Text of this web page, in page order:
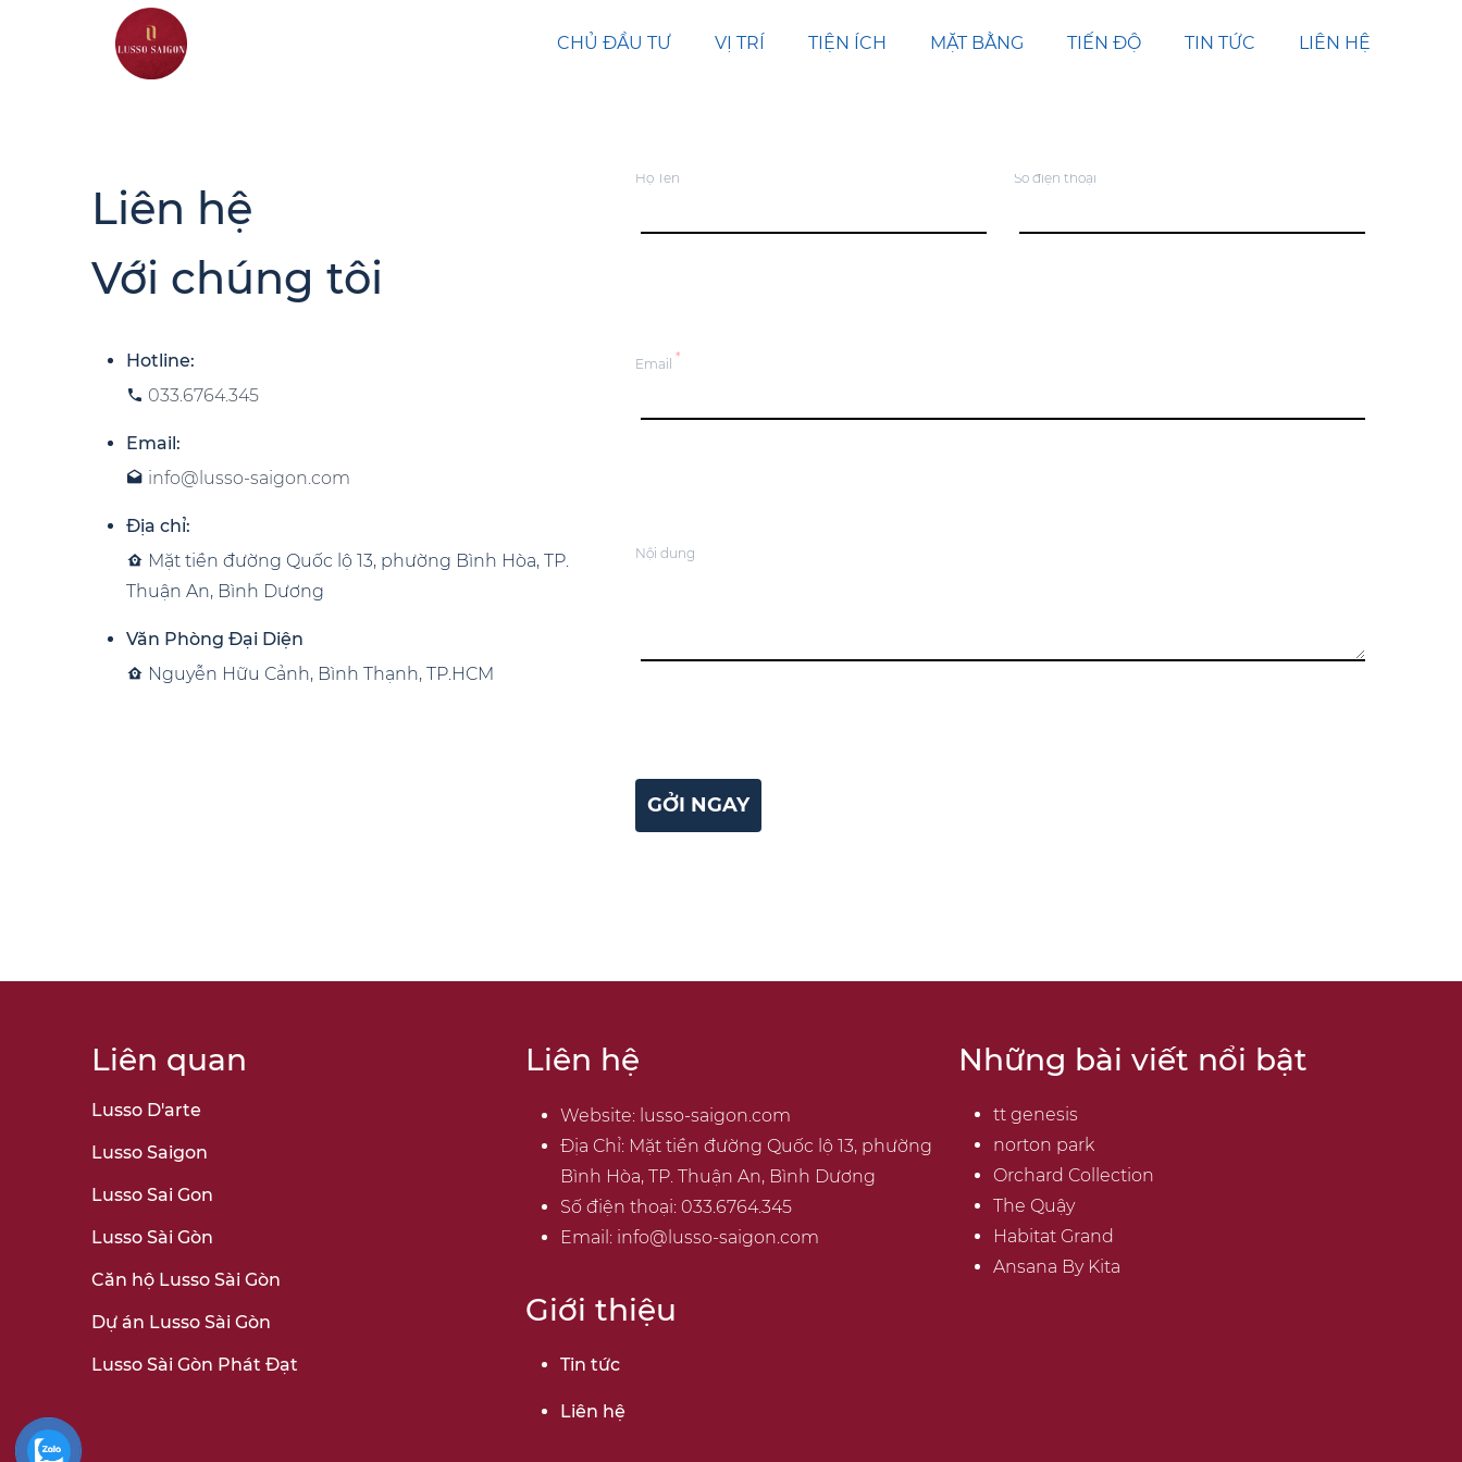
CHỦ ĐẦU TƯ VỊ TRÍ TIỆN ÍCH MẶT BẰNG TIẾN ĐỘ TIN TỨC LIÊN HỆ
Liên hệ
Với chúng tôi
Hotline:
033.6764.345
Email:
info@lusso-saigon.com
Địa chỉ:
Mặt tiền đường Quốc lộ 13, phường Bình Hòa, TP.
Thuận An, Bình Dương
Văn Phòng Đại Diện
Nguyễn Hữu Cảnh, Bình Thạnh, TP.HCM
Họ Tên Số điện thoại
Email *
Nội dung
GỞI NGAY
Liên quan
Lusso D'arte
Lusso Saigon
Lusso Sai Gon
Lusso Sài Gòn
Căn hộ Lusso Sài Gòn
Dự án Lusso Sài Gòn
Lusso Sài Gòn Phát Đạt
Liên hệ
Website: lusso-saigon.com
Địa Chỉ: Mặt tiền đường Quốc lộ 13, phường
Bình Hòa, TP. Thuận An, Bình Dương
Số điện thoại: 033.6764.345
Email: info@lusso-saigon.com
Giới thiệu
Tin tức
Liên hệ
Những bài viết nổi bật
tt genesis
norton park
Orchard Collection
The Quậy
Habitat Grand
Ansana By Kita